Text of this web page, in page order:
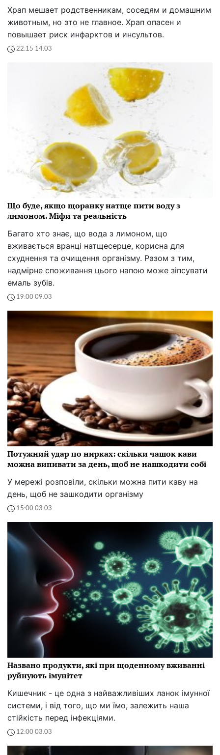
Храп мешает родственникам, соседям и домашним
животным, но это не главное. Храп опасен и
повышает риск инфарктов и инсультов.
22:15 14.03
Що буде, якщо щоранку натще пити воду з
лимоном. Міфи та реальність
Багато хто знає, що вода з лимоном, що
вживається вранці натщесерце, корисна для
схуднення та очищення організму. Разом з тим,
надмірне споживання цього напою може зіпсувати
емаль зубів.
19:00 09.03
Потужний удар по нирках: скільки чашок кави
можна випивати за день, щоб не нашкодити собі
У мережі розповіли, скільки можна пити каву на
день, щоб не зашкодити організму
15:00 03.03
Названо продукти, які при щоденному вживанні
руйнують імунітет
Кишечник - це одна з найважливіших ланок імунної
системи, і від того, що ми їмо, залежить наша
стійкість перед інфекціями.
12:00 03.03